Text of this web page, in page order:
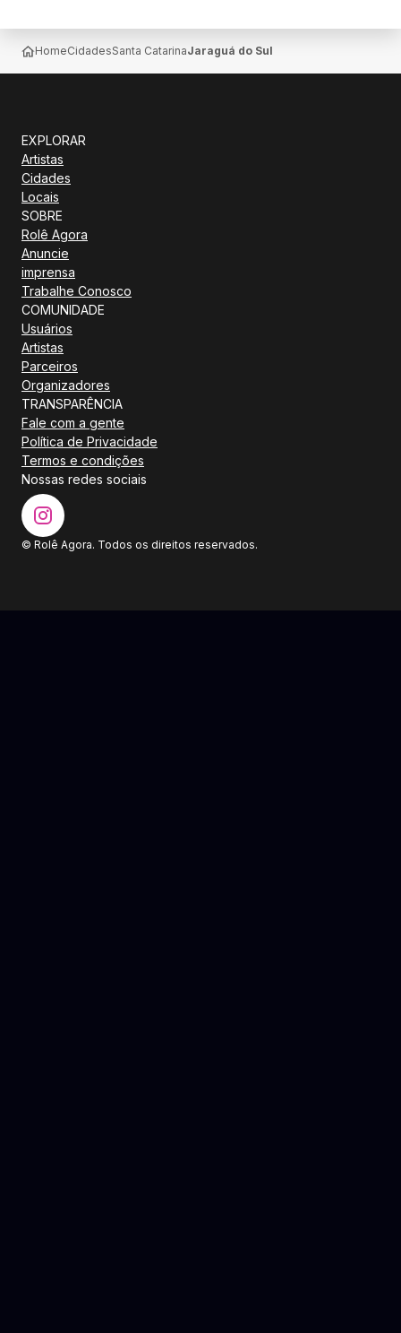
HomeCidadesSanta CatarinaJaraguá do Sul
EXPLORAR
Artistas
Cidades
Locais
SOBRE
Rolê Agora
Anuncie
imprensa
Trabalhe Conosco
COMUNIDADE
Usuários
Artistas
Parceiros
Organizadores
TRANSPARÊNCIA
Fale com a gente
Política de Privacidade
Termos e condições
Nossas redes sociais
© Rolê Agora. Todos os direitos reservados.